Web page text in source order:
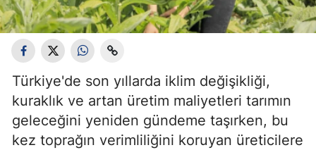
Türkiye'de son yıllarda iklim değişikliği,
kuraklık ve artan üretim maliyetleri tarımın
geleceğini yeniden gündeme taşırken, bu
kez toprağın verimliliğini koruyan üreticilere